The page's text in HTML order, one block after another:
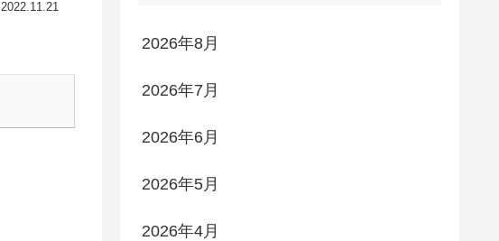
2022.11.21
2026年8月
2026年7月
2026年6月
2026年5月
2026年4月